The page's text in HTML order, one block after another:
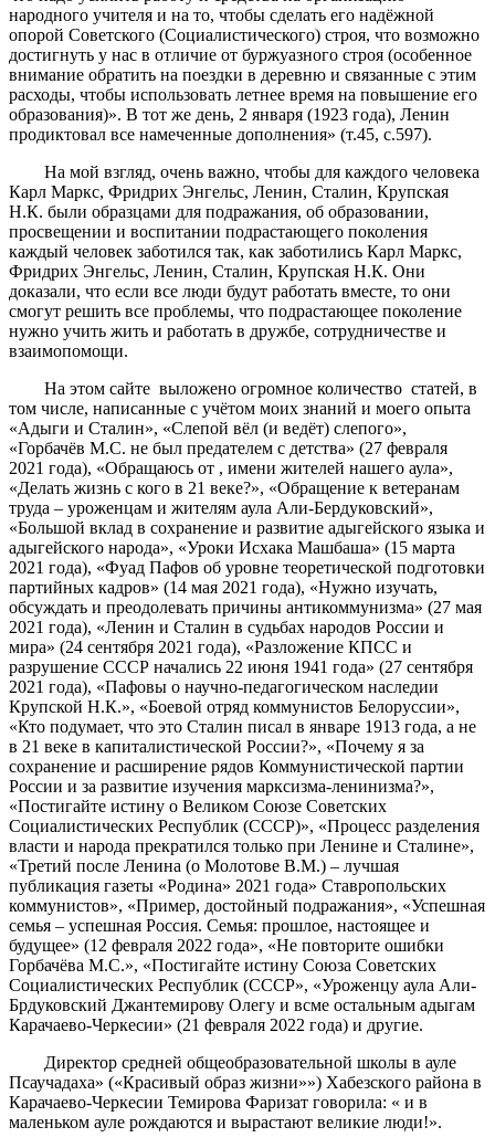
народного учителя и на то, чтобы сделать его надёжной
опорой Советского (Социалистического) строя, что возможно
достигнуть у нас в отличие от буржуазного строя (особенное
внимание обратить на поездки в деревню и связанные с этим
расходы, чтобы использовать летнее время на повышение его
образования)». В тот же день, 2 января (1923 года), Ленин
продиктовал все намеченные дополнения» (т.45, с.597).
На мой взгляд, очень важно, чтобы для каждого человека
Карл Маркс, Фридрих Энгельс, Ленин, Сталин, Крупская
Н.К. были образцами для подражания, об образовании,
просвещении и воспитании подрастающего поколения
каждый человек заботился так, как заботились Карл Маркс,
Фридрих Энгельс, Ленин, Сталин, Крупская Н.К. Они
доказали, что если все люди будут работать вместе, то они
смогут решить все проблемы, что подрастающее поколение
нужно учить жить и работать в дружбе, сотрудничестве и
взаимопомощи.
На этом сайте выложено огромное количество статей, в
том числе, написанные с учётом моих знаний и моего опыта
«Адыги и Сталин», «Слепой вёл (и ведёт) слепого»,
«Горбачёв М.С. не был предателем с детства» (27 февраля
2021 года), «Обращаюсь от , имени жителей нашего аула»,
«Делать жизнь с кого в 21 веке?», «Обращение к ветеранам
труда – уроженцам и жителям аула Али-Бердуковский»,
«Большой вклад в сохранение и развитие адыгейского языка и
адыгейского народа», «Уроки Исхака Машбаша» (15 марта
2021 года), «Фуад Пафов об уровне теоретической подготовки
партийных кадров» (14 мая 2021 года), «Нужно изучать,
обсуждать и преодолевать причины антикоммунизма» (27 мая
2021 года), «Ленин и Сталин в судьбах народов России и
мира» (24 сентября 2021 года), «Разложение КПСС и
разрушение СССР начались 22 июня 1941 года» (27 сентября
2021 года), «Пафовы о научно-педагогическом наследии
Крупской Н.К.», «Боевой отряд коммунистов Белоруссии»,
«Кто подумает, что это Сталин писал в январе 1913 года, а не
в 21 веке в капиталистической России?», «Почему я за
сохранение и расширение рядов Коммунистической партии
России и за развитие изучения марксизма-ленинизма?»,
«Постигайте истину о Великом Союзе Советских
Социалистических Республик (СССР)», «Процесс разделения
власти и народа прекратился только при Ленине и Сталине»,
«Третий после Ленина (о Молотове В.М.) – лучшая
публикация газеты «Родина» 2021 года» Ставропольских
коммунистов», «Пример, достойный подражания», «Успешная
семья – успешная Россия. Семья: прошлое, настоящее и
будущее» (12 февраля 2022 года», «Не повторите ошибки
Горбачёва М.С.», «Постигайте истину Союза Советских
Социалистических Республик (СССР», «Уроженцу аула Али-
Брдуковский Джантемирову Олегу и всме остальным адыгам
Карачаево-Черкесии» (21 февраля 2022 года) и другие.
Директор средней общеобразовательной школы в ауле
Псаучадаха» («Красивый образ жизни»») Хабезского района в
Карачаево-Черкесии Темирова Фаризат говорила: « и в
маленьком ауле рождаются и вырастают великие люди!».